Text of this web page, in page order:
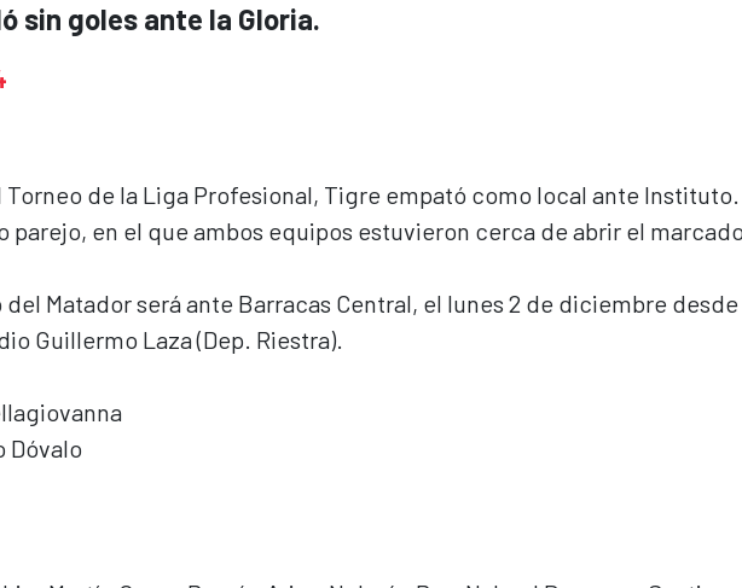
sin goles ante la Gloria.
Torneo de la Liga Profesional, Tigre empató como local ante
parejo, en el que ambos equipos estuvieron cerca de abrir el
Matador será ante Barracas Central, el lunes 2 de diciembre desde
Guillermo Laza (Dep. Riestra).
Dóvalo